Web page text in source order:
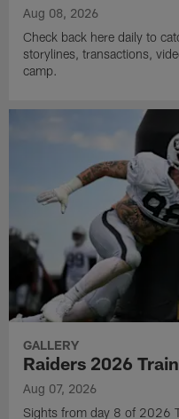
Aug 08, 2026
Check back here daily to
storylines, transactions,
camp.
GALLERY
Raiders 2026
Aug 07, 2026
Sights from day 8 of 2026